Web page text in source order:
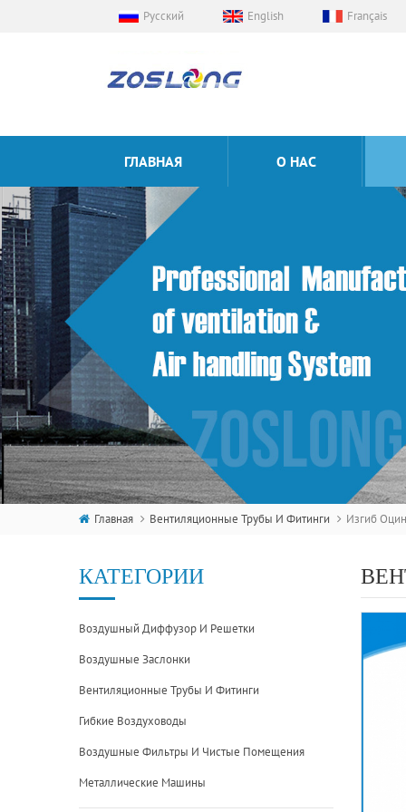
Русский English Français
ГЛАВНАЯ О НАС
Главная Вентиляционные Трубы И Фитинги
КАТЕГОРИИ
Воздушный Диффузор И Решетки
Воздушные Заслонки
Вентиляционные Трубы И Фитинги
Гибкие Воздуховоды
Воздушные Фильтры И Чистые Помещения
Металлические Машины